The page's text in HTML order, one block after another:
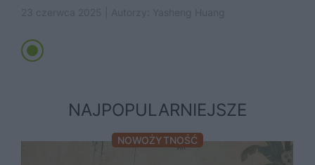
NAJPOPULARNIEJSZE
NOWOŻYTNOŚĆ